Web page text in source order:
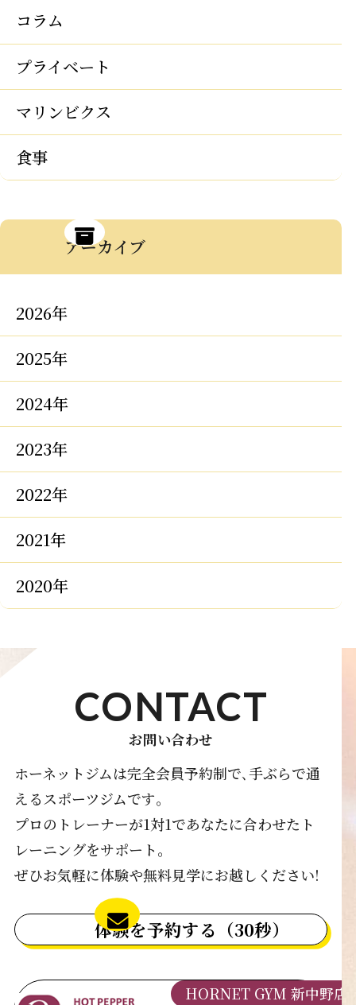
コラム
プライベート
マリンビクス
食事
アーカイブ
2026年
2025年
2024年
2023年
2022年
2021年
2020年
CONTACT
お問い合わせ
ホーネットジムは完全会員予約制で､手ぶらで通
えるスポーツジムです｡
プロのトレーナーが1対1であなたに合わせたト
レーニングをサポート｡
ぜひお気軽に体験や無料見学にお越しください!
体験を予約する（30秒）
HORNET GYM 新中野店